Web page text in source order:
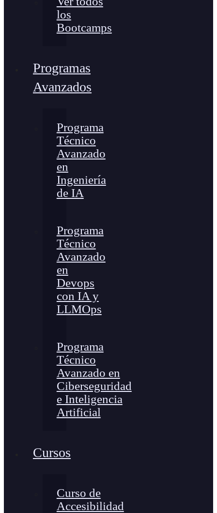
los
Bootcamps
Programas
Avanzados
Programa
Técnico
Avanzado
en
Ingeniería
de IA
Programa
Técnico
Avanzado
en
Devops
con IA y
LLMOps
Programa
Técnico
Avanzado en
Ciberseguridad
e Inteligencia
Artificial
Cursos
Curso de
Accesibilidad